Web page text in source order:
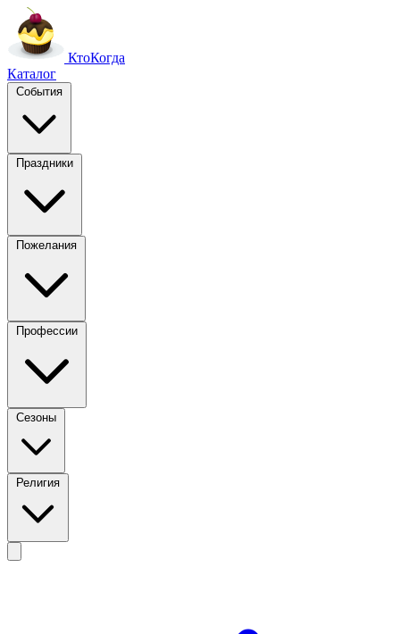
КтоКогда
Каталог
События
Праздники
Пожелания
Профессии
Сезоны
Религия